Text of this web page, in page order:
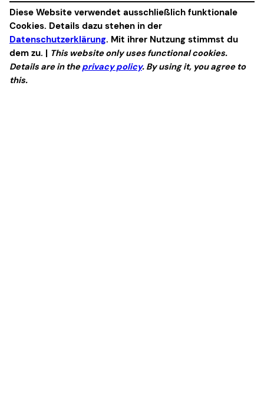
Diese Website verwendet ausschließlich funktionale
Cookies. Details dazu stehen in der
Datenschutzerklärung. Mit ihrer Nutzung stimmst du
dem zu. | This website only uses functional cookies.
Details are in theprivacy policy. By using it, you agree to
this.